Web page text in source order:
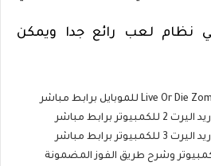
نظام لعب رائع جدا ويمكن